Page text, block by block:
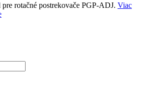
pre rotačné postrekovače PGP-ADJ. Viac